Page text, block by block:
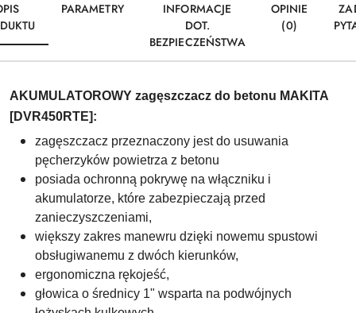
PARAMETRY
INFORMACJE
DOT.
BEZPIECZEŃSTWA
OPINIE
(0)
AKUMULATOROWY zagęszczacz do betonu MAKITA
[DVR450RTE]:
zagęszczacz przeznaczony jest do usuwania
pęcherzyków powietrza z betonu
posiada ochronną pokrywę na włączniku i
akumulatorze, które zabezpieczają przed
zanieczyszczeniami,
większy zakres manewru dzięki nowemu spustowi
obsługiwanemu z dwóch kierunków,
ergonomiczna rękojeść,
głowica o średnicy 1" wsparta na podwójnych